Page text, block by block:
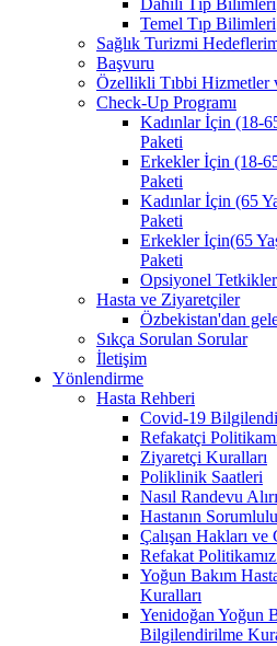
Dahili Tıp Bilimleri
Temel Tıp Bilimleri
Sağlık Turizmi
Başvuru
Özellikli Tıbbi Hizmetler
Check-Up Programı
Kadınlar İçin (18-
Paketi
Erkekler İçin (18-
Paketi
Kadınlar İçin (65
Paketi
Erkekler İçin(65
Paketi
Opsiyonel Tetkikler
Hasta ve Ziyaretçiler
Özbekistan'dan
Sıkça Sorulan Sorular
İletişim
Yönlendirme
Hasta Rehberi
Covid-19
Refakatçi
Ziyaretçi Kuralları
Poliklinik Saatleri
Nasıl Randevu
Hastanın
Çalışan Hakları
Refakat
Yoğun Bakım
Kuralları
Yenidoğan Yoğun
Bilgilendirilme